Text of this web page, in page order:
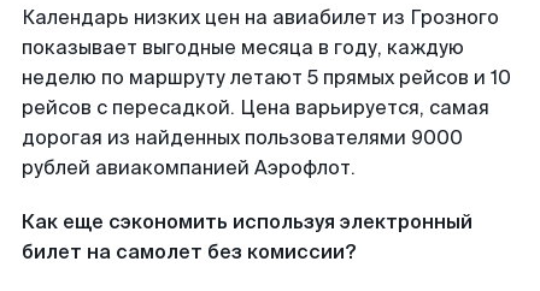
Календарь низких цен на авиабилет из Грозного
показывает выгодные месяца в году, каждую
неделю по маршруту летают 5 прямых рейсов и 10
рейсов с пересадкой. Цена варьируется, самая
дорогая из найденных пользователями 9000
рублей авиакомпанией Аэрофлот.
Как еще сэкономить используя электронный
билет на самолет без комиссии?